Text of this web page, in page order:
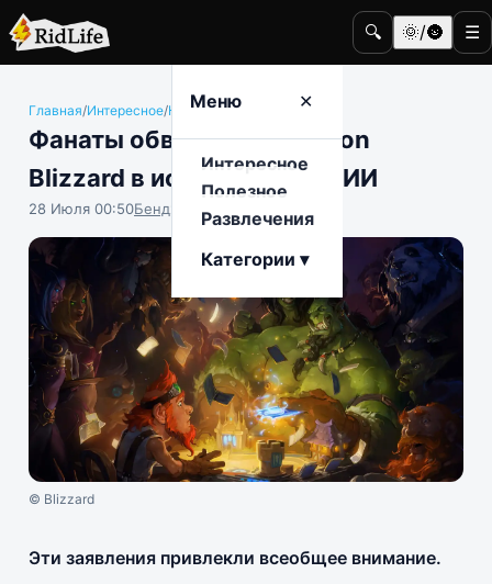
🔍 🌞/🌚 ☰
Меню ✕
Интересное
Полезное
Развлечения
Категории ▾
Главная/Интересное/Компьютерные игры
Фанаты обвинили Activision
Blizzard в использовании ИИ
28 Июля 00:50Бенджамин Воробьёв
© Blizzard
Эти заявления привлекли всеобщее внимание.